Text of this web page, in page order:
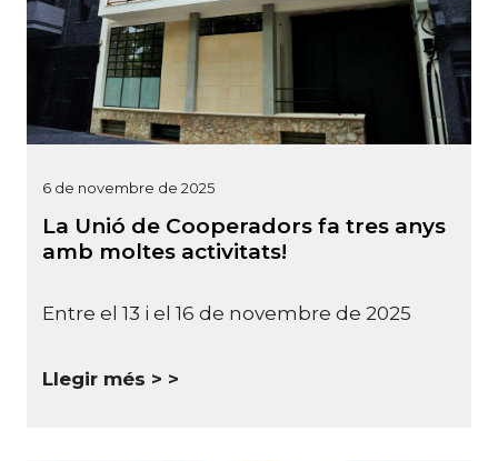
6 de novembre de 2025
La Unió de Cooperadors fa tres anys
amb moltes activitats!
Entre el 13 i el 16 de novembre de 2025
Llegir més >